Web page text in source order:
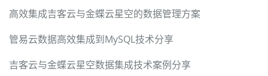
高效集成吉客云与金蝶云星空的数据管理方案
管易云数据高效集成到MySQL技术分享
吉客云与金蝶云星空数据集成技术案例分享